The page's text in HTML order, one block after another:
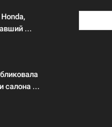
...
салона ...